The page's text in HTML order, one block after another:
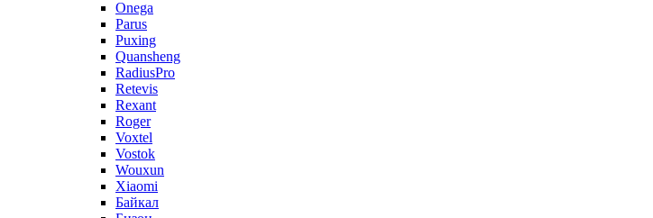
Onega
Parus
Puxing
Quansheng
RadiusPro
Retevis
Rexant
Roger
Voxtel
Vostok
Wouxun
Xiaomi
Байкал